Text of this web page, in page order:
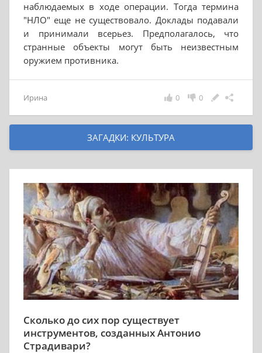
наблюдаемых в ходе операции. Тогда термина
"НЛО" еще не существовало. Доклады подавали
и принимали всерьез. Предполагалось, что
странные объекты могут быть неизвестным
оружием противника.
Ирина 0
0
ЗАГАДКИ: КУЛЬТУРА
Сколько до сих пор существует
инструментов, созданных Антонио
Страдивари?